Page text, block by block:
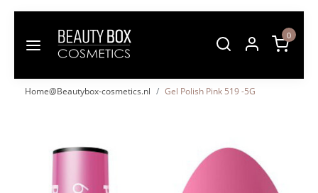
0
Home@Beautybox-cosmetics.nl Gel Polish Pink 519 -5G